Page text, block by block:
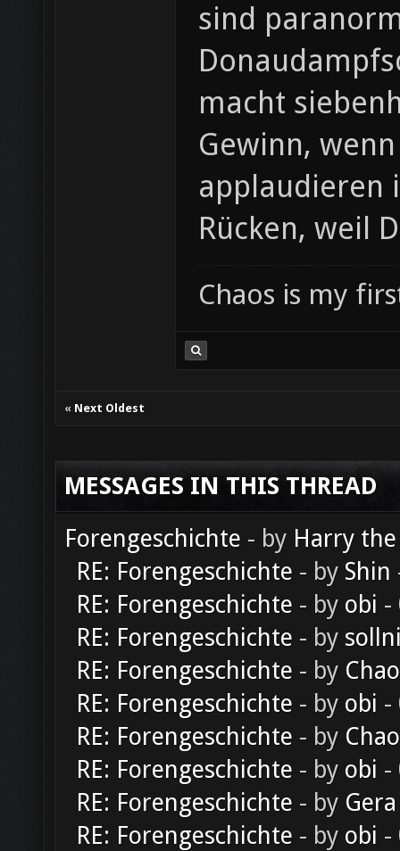
sind
macht
Gewinn,
applaudieren
Rücken, weil
Chaos is my
« Next Oldest
MESSAGES IN THIS THREAD
Forengeschichte - by Harry
RE: Forengeschichte - by Shin
RE: Forengeschichte - by obi -
RE: Forengeschichte - by
RE: Forengeschichte - by
RE: Forengeschichte - by obi -
RE: Forengeschichte - by
RE: Forengeschichte - by obi -
RE: Forengeschichte - by Gera
RE: Forengeschichte - by obi -